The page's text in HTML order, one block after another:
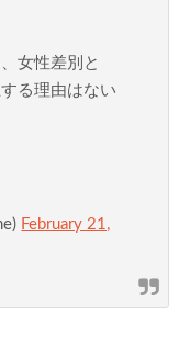
女性差別と
る理由はない
February 21,